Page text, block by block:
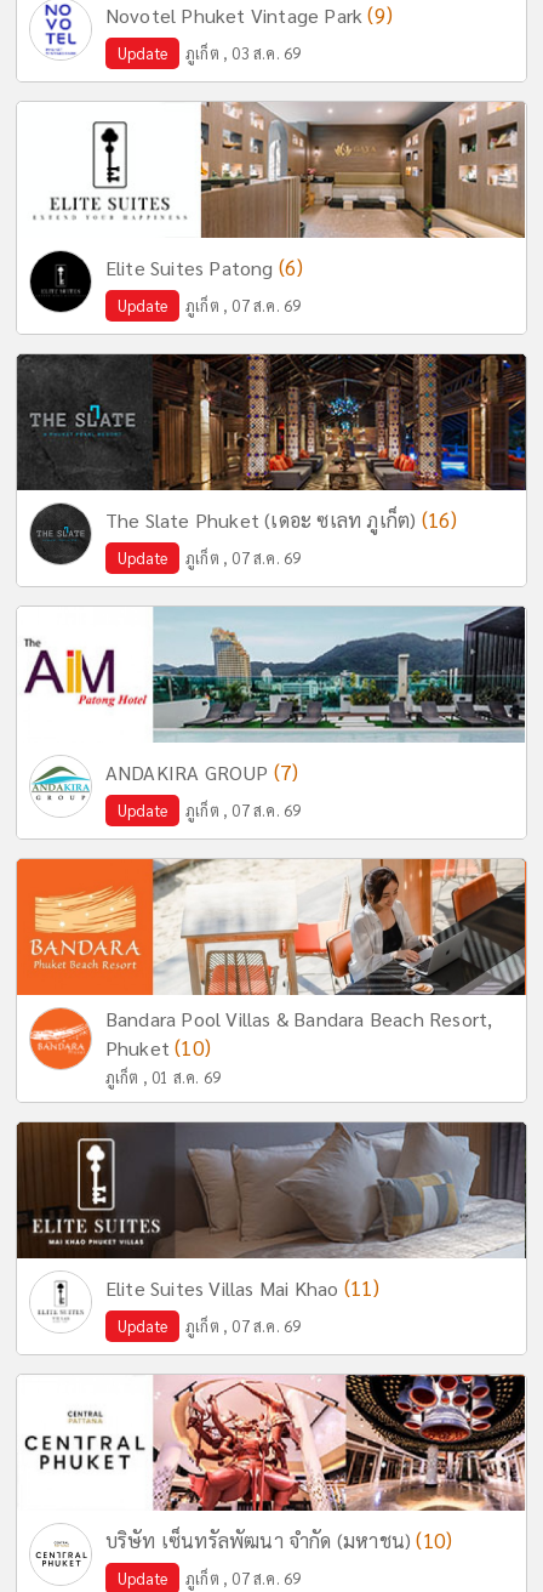
Novotel Phuket Vintage Park(9)
Update ภูเก็ต , 03 ส.ค. 69
Elite Suites Patong (6)
Update ภูเก็ต , 07 ส.ค. 69
The Slate Phuket (เดอะ ซเลท ภูเก็ต) (16)
Update ภูเก็ต , 07 ส.ค. 69
ANDAKIRA GROUP (7)
Update ภูเก็ต , 07 ส.ค. 69
Bandara Pool Villas & Bandara Beach Resort,
Phuket(10)
ภูเก็ต , 01 ส.ค. 69
Elite Suites Villas Mai Khao (11)
Update ภูเก็ต , 07 ส.ค. 69
บริษัท เซ็นทรัลพัฒนา จำกัด (มหาชน)(10)
Update ภูเก็ต , 07 ส.ค. 69